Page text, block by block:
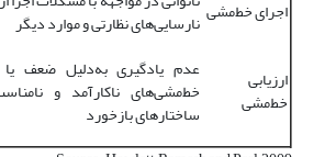
اجرای خط‌‌‌‌مشی نارسایی‌‌‌‌های نظارتی و موارد دیگر
ارزیابی
خط‌‌‌‌مشی
عدم یادگیری به‌دلیل ضعف
خط‌مشی‌های ناکارآمد و
ساختارهای بازخورد